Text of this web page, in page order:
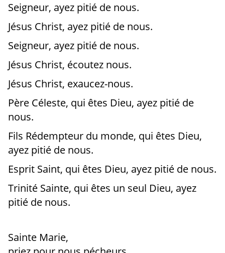
Seigneur, ayez pitié de nous.
Jésus Christ, ayez pitié de nous.
Seigneur, ayez pitié de nous.
Jésus Christ, écoutez nous.
Jésus Christ, exaucez-nous.
Père Céleste, qui êtes Dieu, ayez pitié de
nous.
Fils Rédempteur du monde, qui êtes Dieu,
ayez pitié de nous.
Esprit Saint, qui êtes Dieu, ayez pitié de nous.
Trinité Sainte, qui êtes un seul Dieu, ayez
pitié de nous.
Sainte Marie,